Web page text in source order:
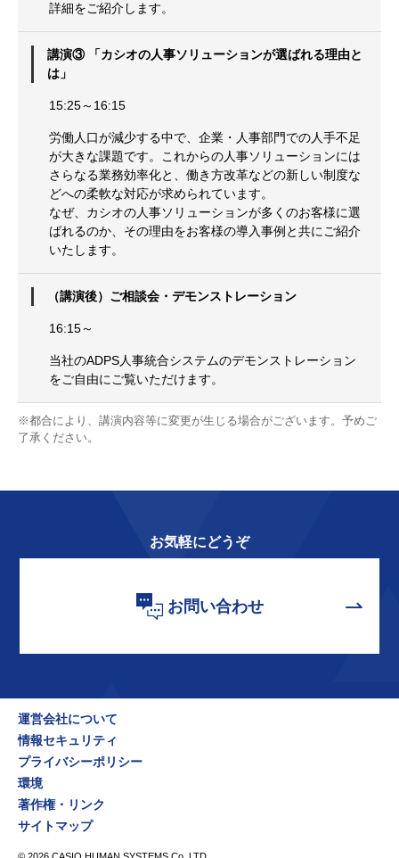
詳細をご紹介します。
講演③ 「カシオの人事ソリューションが選ばれる理由と
は」
15:25～16:15
労働人口が減少する中で、企業・人事部門での人手不足
が大きな課題です。これからの人事ソリューションには
さらなる業務効率化と、働き方改革などの新しい制度な
どへの柔軟な対応が求められています。
なぜ、カシオの人事ソリューションが多くのお客様に選
ばれるのか、その理由をお客様の導入事例と共にご紹介
いたします。
（講演後）ご相談会・デモンストレーション
16:15～
当社のADPS人事統合システムのデモンストレーション
をご自由にご覧いただけます。
※都合により、講演内容等に変更が生じる場合がございます。予めご
了承ください。
お気軽にどうぞ
お問い合わせ
運営会社について
情報セキュリティ
プライバシーポリシー
環境
著作権・リンク
サイトマップ